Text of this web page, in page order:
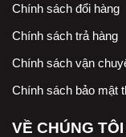
Chính sách đổi hàng
Chính sách trả hàng
Chính sách vận
Chính sách bảo mật
VỀ CHÚNG TÔI